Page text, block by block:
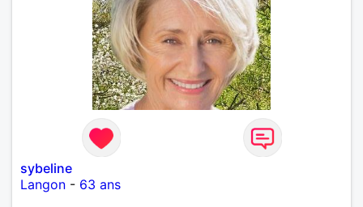
sybeline
Langon - 63 ans